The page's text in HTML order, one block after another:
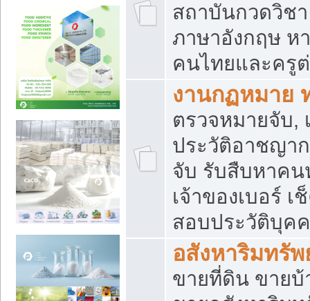
สถาบันกวดวิช
ภาษาอังกฤษ ห
คนไทยและครู
งานกฏหมาย
ตรวจหมายจับ,
ประวัติอาชญา
จับ รับสืบหาคน
เจ้าของเบอร์
สอบประวัติบุค
อสังหาริมทรัพ
ขายที่ดิน ขายบ้